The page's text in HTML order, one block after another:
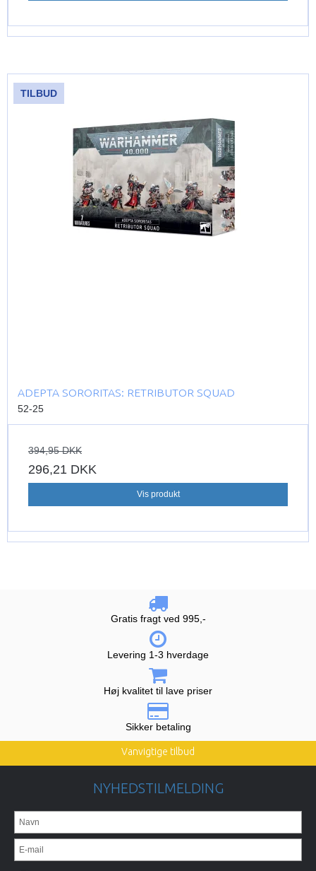
TILBUD
ADEPTA SORORITAS: RETRIBUTOR SQUAD
52-25
394,95 DKK
296,21 DKK
Vis produkt
Gratis fragt ved 995,-
Levering 1-3 hverdage
Høj kvalitet til lave priser
Sikker betaling
Vanvigtige tilbud
NYHEDSTILMELDING